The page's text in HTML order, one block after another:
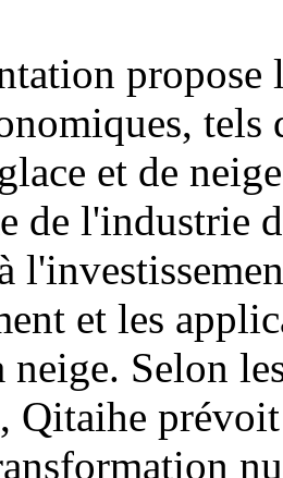
propose
et de
de l'industrie
et les
neige. Selon
Qitaihe